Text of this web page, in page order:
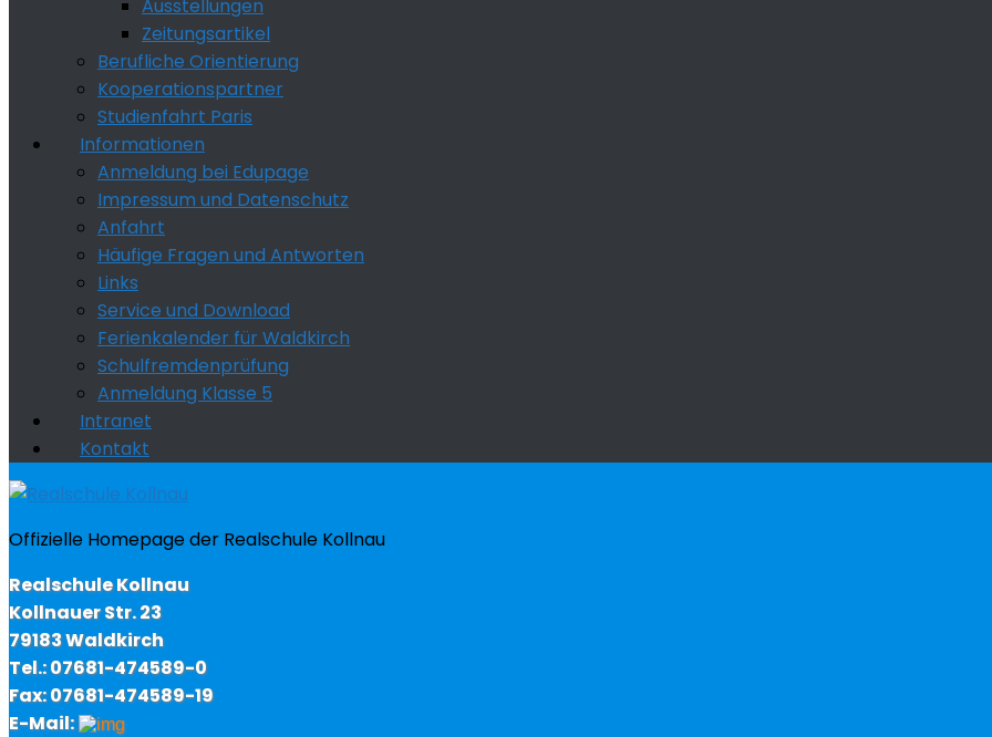
Ausstellungen
Zeitungsartikel
Berufliche Orientierung
Kooperationspartner
Studienfahrt Paris
Informationen
Anmeldung bei Edupage
Impressum und Datenschutz
Anfahrt
Häufige Fragen und Antworten
Links
Service und Download
Ferienkalender für Waldkirch
Schulfremdenprüfung
Anmeldung Klasse 5
Intranet
Kontakt
Offizielle Homepage der Realschule Kollnau
Realschule Kollnau
Kollnauer Str. 23
79183 Waldkirch
Tel.: 07681-474589-0
Fax: 07681-474589-19
E-Mail: